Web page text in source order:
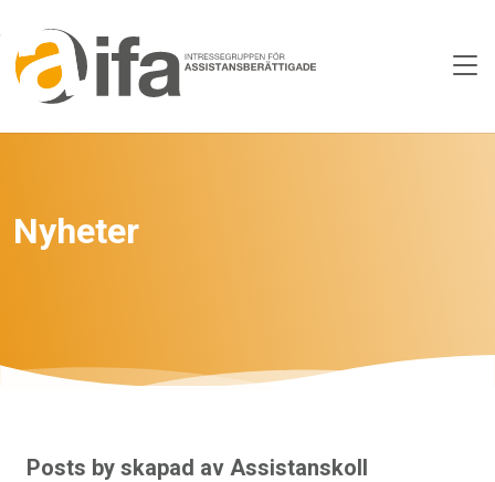
Skip to main content
Nyheter
Posts by skapad av Assistanskoll